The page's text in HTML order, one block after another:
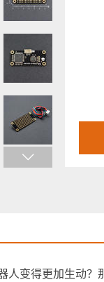
变得更加生动？